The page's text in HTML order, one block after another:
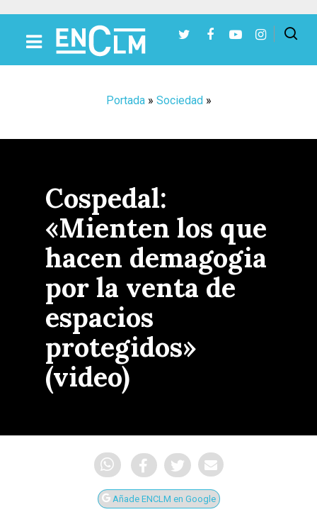
Portada» Sociedad»
Cospedal:
«Mienten los que
hacen demagogia
por la venta de
espacios
protegidos»
(video)
Añade ENCLM en Google